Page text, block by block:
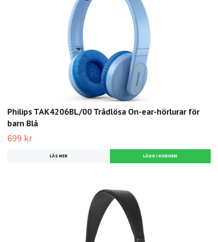
Philips TAK4206BL/00 Trådlösa On-ear-hörlurar för
barn Blå
699 kr
LÄS MER